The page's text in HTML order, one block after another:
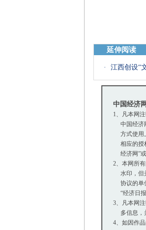
延伸阅读
· 江西创设“
中国经济
1、凡本网
中国经济
方式使用
相应的授
经济网”或
2、本网所
水印，但
协议的单
“经济日报
3、凡本网
多信息，
4、如因作